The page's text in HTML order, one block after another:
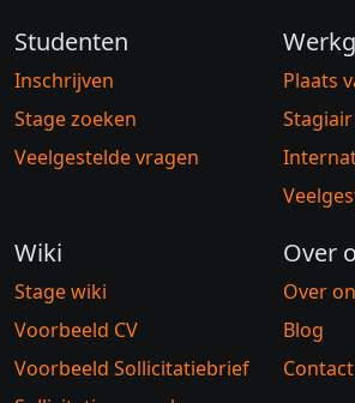
Studenten
Inschrijven
Stage zoeken
Veelgestelde vragen
Plaats
Wiki
Stage wiki
Voorbeeld CV
Voorbeeld Sollicitatiebrief
Over
Over
Blog
Contact